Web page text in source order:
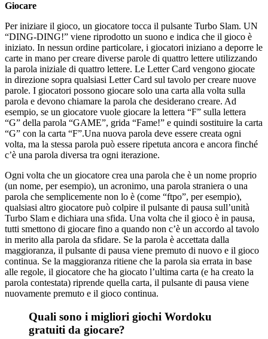
Giocare
Per iniziare il gioco, un giocatore tocca il pulsante Turbo Slam. UN
“DING-DING!” viene riprodotto un suono e indica che il gioco è
iniziato. In nessun ordine particolare, i giocatori iniziano a deporre le
carte in mano per creare diverse parole di quattro lettere utilizzando
la parola iniziale di quattro lettere. Le Letter Card vengono giocate
in direzione sopra qualsiasi Letter Card sul tavolo per creare nuove
parole. I giocatori possono giocare solo una carta alla volta sulla
parola e devono chiamare la parola che desiderano creare. Ad
esempio, se un giocatore vuole giocare la lettera “F” sulla lettera
“G” della parola “GAME”, grida “Fame!” e quindi sostituire la carta
“G” con la carta “F”.Una nuova parola deve essere creata ogni
volta, ma la stessa parola può essere ripetuta ancora e ancora finché
c’è una parola diversa tra ogni iterazione.
Ogni volta che un giocatore crea una parola che è un nome proprio
(un nome, per esempio), un acronimo, una parola straniera o una
parola che semplicemente non lo è (come “ftpo”, per esempio),
qualsiasi altro giocatore può colpire il pulsante di pausa sull’unità
Turbo Slam e dichiara una sfida. Una volta che il gioco è in pausa,
tutti smettono di giocare fino a quando non c’è un accordo al tavolo
in merito alla parola da sfidare. Se la parola è accettata dalla
maggioranza, il pulsante di pausa viene premuto di nuovo e il gioco
continua. Se la maggioranza ritiene che la parola sia errata in base
alle regole, il giocatore che ha giocato l’ultima carta (e ha creato la
parola contestata) riprende quella carta, il pulsante di pausa viene
nuovamente premuto e il gioco continua.
Quali sono i migliori giochi Wordoku
gratuiti da giocare?